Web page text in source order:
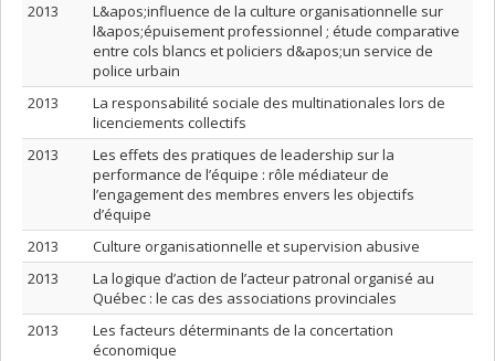
2013
L&apos;influence de la culture organisationnelle sur
l&apos;épuisement professionnel ; étude comparative
entre cols blancs et policiers d&apos;un service de
police urbain
2013
La responsabilité sociale des multinationales lors de
licenciements collectifs
2013
Les effets des pratiques de leadership sur la
performance de l’équipe : rôle médiateur de
l’engagement des membres envers les objectifs
d’équipe
2013
Culture organisationnelle et supervision abusive
2013
La logique d’action de l’acteur patronal organisé au
Québec : le cas des associations provinciales
2013
Les facteurs déterminants de la concertation
économique